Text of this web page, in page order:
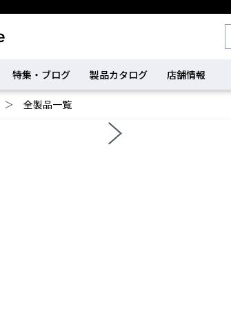
特集・ブログ 製品カタログ 店舗情報
＞ 全製品一覧